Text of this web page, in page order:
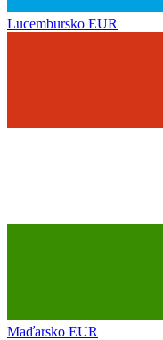
Lucembursko EUR
Maďarsko EUR